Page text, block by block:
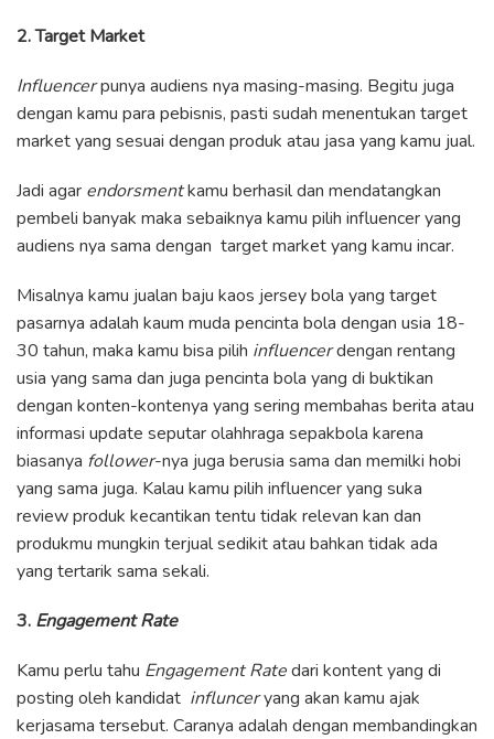
2. Target Market
Influencerpunya audiens nya masing-masing. Begitu juga
dengan kamu para pebisnis, pasti sudah menentukan target
market yang sesuai dengan produk atau jasa yang kamu jual.
Jadi agar endorsmentkamu berhasil dan mendatangkan
pembeli banyak maka sebaiknya kamu pilih influencer yang
audiens nya sama dengan target market yang kamu incar.
Misalnya kamu jualan baju kaos jersey bola yang target
pasarnya adalah kaum muda pencinta bola dengan usia 18-
30 tahun, maka kamu bisa pilih influencerdengan rentang
usia yang sama dan juga pencinta bola yang di buktikan
dengan konten-kontenya yang sering membahas berita atau
informasi update seputar olahhraga sepakbola karena
biasanya follower-nya juga berusia sama dan memilki hobi
yang sama juga. Kalau kamu pilih influencer yang suka
review produk kecantikan tentu tidak relevan kan dan
produkmu mungkin terjual sedikit atau bahkan tidak ada
yang tertarik sama sekali.
3. Engagement Rate
Kamu perlu tahu Engagement Ratedari kontent yang di
posting oleh kandidat influnceryang akan kamu ajak
kerjasama tersebut. Caranya adalah dengan membandingkan